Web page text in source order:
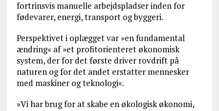
fortrinsvis manuelle arbejdspladser inden for
fødevarer, energi, transport og byggeri.
Perspektivet i oplægget var »en fundamental
ændring« af »et profitorienteret økonomisk
system, der for det første driver rovdrift på
naturen og for det andet erstatter mennesker
med maskiner og teknologi«.
»Vi har brug for at skabe en økologisk økonomi,